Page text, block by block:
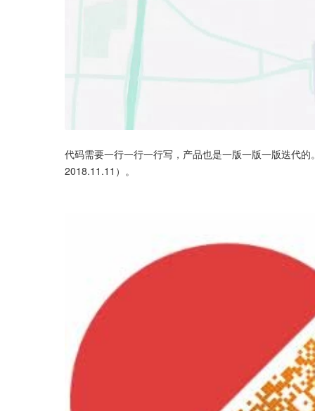
代码需要一行一行一行写，产品也是一版一版一版迭代的
2018.11.11）。